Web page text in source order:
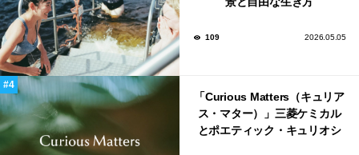
109 2026.05.05
「Curious Matters（キュリア
ス・マター）」三菱ケミカル
とポエティック・キュリオシ